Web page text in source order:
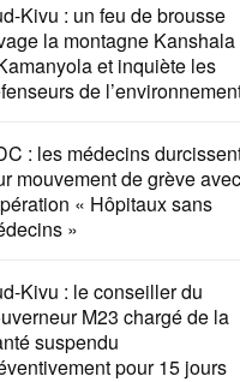
Kivu : un feu de brousse
la montagne Kanshala
et inquiète les
de
: les médecins
mouvement de grève avec
« Hôpitaux sans
»
Kivu : le conseiller du
M23 chargé de la
suspendu
pour 15 jours